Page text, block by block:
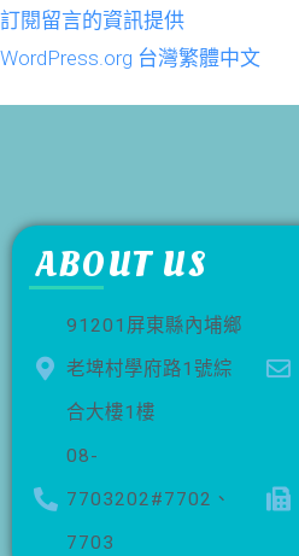
訂閱留言的資訊提供
WordPress.org 台灣繁體中文
ABOUT US
91201屏東縣內埔鄉
老埤村學府路1號綜
合大樓1樓
08-
7703202#7702、
7703